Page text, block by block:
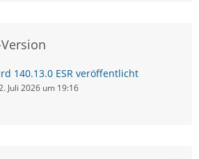
140.13.0 ESR veröffentlicht
Juli 2026 um 19:16